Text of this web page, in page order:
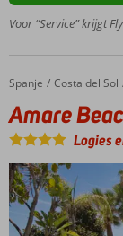
gezin
Zwembad
glijbanen
Comfortabele,
ruime kamers
Volpension
of All
Inclusive
ook
mogelijk
Voor “Service” krijgt
Home
Spanje Costa del Sol
Amare Beach Hotel Marbella
Amare
Logies